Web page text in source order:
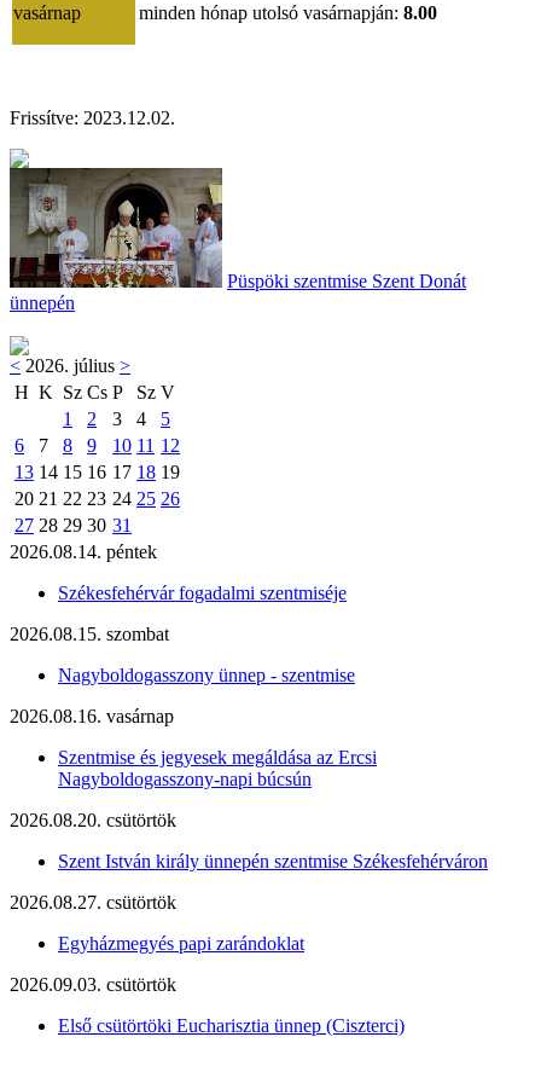
vasárnap minden hónap utolsó vasárnapján: 8.00
Frissítve: 2023.12.02.
Püspöki szentmise Szent Donát
ünnepén
< 2026. július >
H K Sz Cs P Sz V
1
2 3 4
5
6
7 8 9 10 11 12
13 14 15 16 17 18 19
20 21 22 23 24 25 26
27 28 29 30 31
2026.08.14. péntek
Székesfehérvár fogadalmi szentmiséje
2026.08.15. szombat
Nagyboldogasszony ünnep - szentmise
2026.08.16. vasárnap
Szentmise és jegyesek megáldása az Ercsi
Nagyboldogasszony-napi búcsún
2026.08.20. csütörtök
Szent István király ünnepén szentmise Székesfehérváron
2026.08.27. csütörtök
Egyházmegyés papi zarándoklat
2026.09.03. csütörtök
Első csütörtöki Eucharisztia ünnep (Ciszterci)